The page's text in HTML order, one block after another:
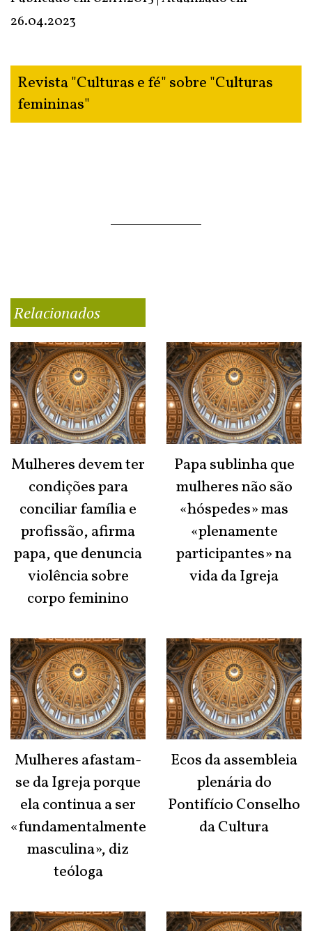
26.04.2023
Revista "Culturas e fé" sobre "Culturas
femininas"
Relacionados
Mulheres devem ter
condições para
conciliar família e
profissão, afirma
papa, que denuncia
violência sobre
corpo feminino
Papa sublinha que
mulheres não são
«hóspedes» mas
«plenamente
participantes» na
vida da Igreja
Mulheres afastam-
se da Igreja porque
ela continua a ser
«fundamentalmente
masculina», diz
teóloga
Ecos da assembleia
plenária do
Pontifício Conselho
da Cultura